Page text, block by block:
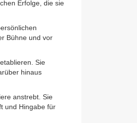
Erfolge, die sie
Bühne und vor
Sie
hinaus
anstrebt. Sie
und Hingabe für